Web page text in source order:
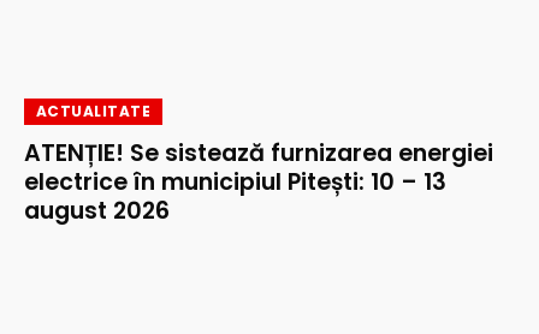
ACTUALITATE
ATENȚIE! Se sistează furnizarea energiei
electrice în municipiul Pitești: 10 – 13
august 2026